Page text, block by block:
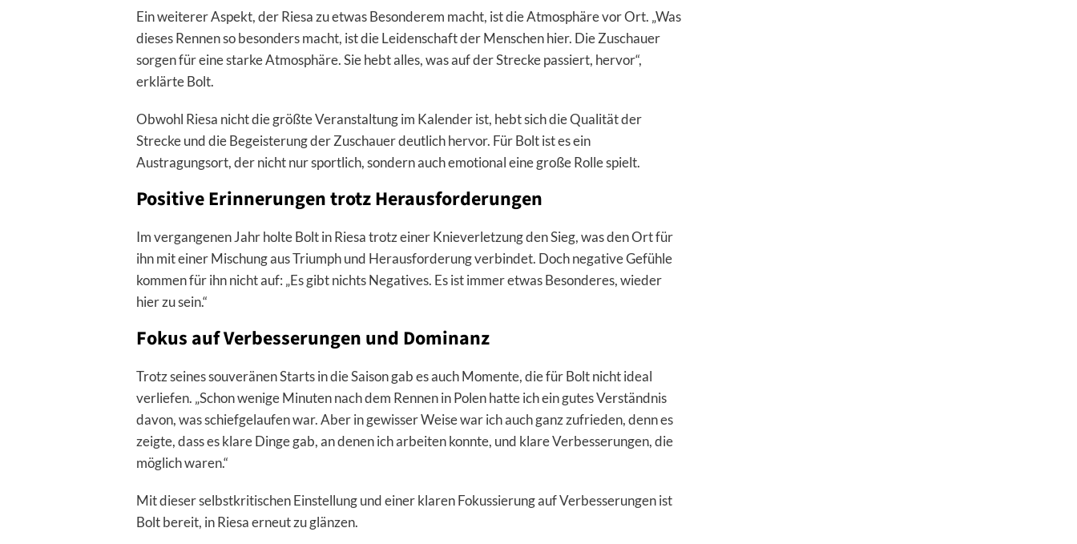
Ein weiterer Aspekt, der Riesa zu etwas Besonderem macht, ist die Atmosphäre vor Ort. „Was
dieses Rennen so besonders macht, ist die Leidenschaft der Menschen hier. Die Zuschauer
sorgen für eine starke Atmosphäre. Sie hebt alles, was auf der Strecke passiert, hervor“,
erklärte Bolt.
Obwohl Riesa nicht die größte Veranstaltung im Kalender ist, hebt sich die Qualität der
Strecke und die Begeisterung der Zuschauer deutlich hervor. Für Bolt ist es ein
Austragungsort, der nicht nur sportlich, sondern auch emotional eine große Rolle spielt.
Positive Erinnerungen trotz Herausforderungen
Im vergangenen Jahr holte Bolt in Riesa trotz einer Knieverletzung den Sieg, was den Ort für
ihn mit einer Mischung aus Triumph und Herausforderung verbindet. Doch negative Gefühle
kommen für ihn nicht auf: „Es gibt nichts Negatives. Es ist immer etwas Besonderes, wieder
hier zu sein.“
Fokus auf Verbesserungen und Dominanz
Trotz seines souveränen Starts in die Saison gab es auch Momente, die für Bolt nicht ideal
verliefen. „Schon wenige Minuten nach dem Rennen in Polen hatte ich ein gutes Verständnis
davon, was schiefgelaufen war. Aber in gewisser Weise war ich auch ganz zufrieden, denn es
zeigte, dass es klare Dinge gab, an denen ich arbeiten konnte, und klare Verbesserungen, die
möglich waren.“
Mit dieser selbstkritischen Einstellung und einer klaren Fokussierung auf Verbesserungen ist
Bolt bereit, in Riesa erneut zu glänzen.